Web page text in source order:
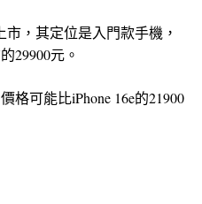
市，其定位是入門款手機，
29900元。
格可能比iPhone 16e的21900